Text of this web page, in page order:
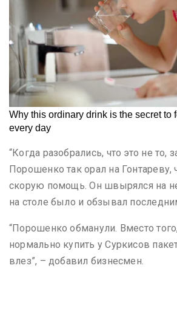
“Когда разобрались, что это не то,
Порошенко так орал на
скорую помощь. Он швырялся на
на столе было и обзывал
“Порошенко обманули. Вместо
нормально купить у Суркисов
влез”, – добавил бизнесмен.